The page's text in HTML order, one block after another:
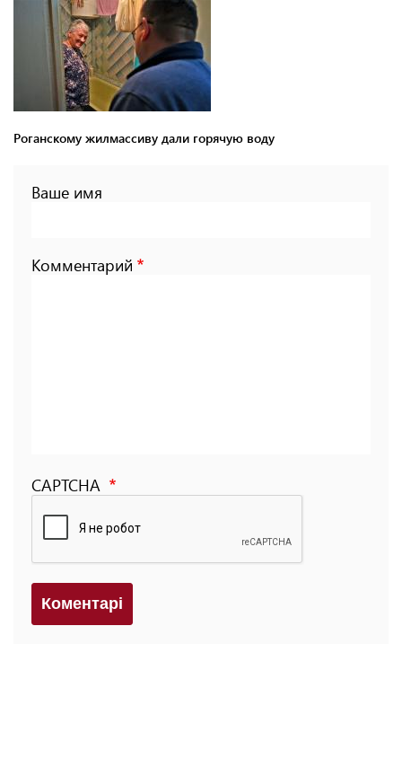
Роганскому жилмассиву дали горячую воду
Ваше имя
Комментарий
CAPTCHA
Коментарi